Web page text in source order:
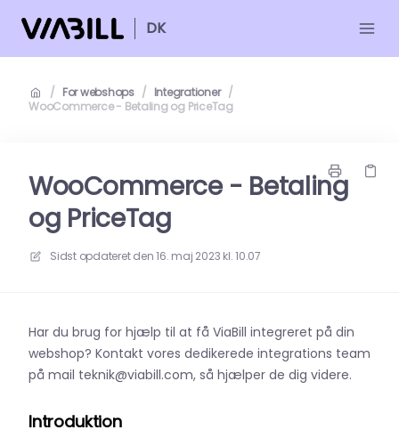
DK
/ For webshops / Integrationer /
WooCommerce - Betaling og PriceTag
WooCommerce - Betaling
og PriceTag
Sidst opdateret den16. maj 2023 kl. 10.07
Har du brug for hjælp til at få ViaBill integreret på din
webshop? Kontakt vores dedikerede integrations team
på mail teknik@viabill.com, så hjælper de dig videre.
Introduktion